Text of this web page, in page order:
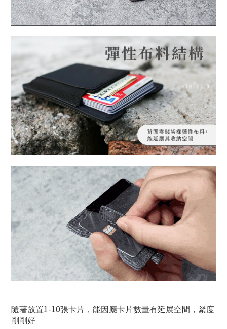
隨著放置1-10張卡片，能因應卡片數量有延展空間，緊度
剛剛好